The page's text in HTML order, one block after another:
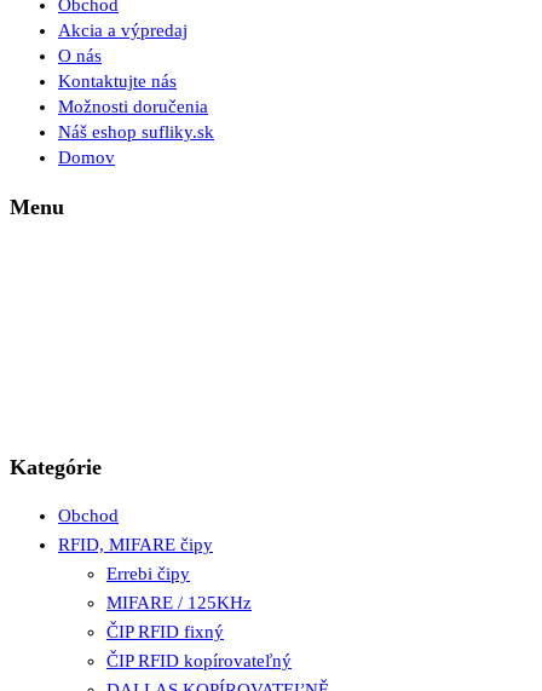
Obchod
Akcia a výpredaj
O nás
Kontaktujte nás
Možnosti doručenia
Náš eshop sufliky.sk
Domov
Menu
Kategórie
Obchod
RFID, MIFARE čipy
Errebi čipy
MIFARE / 125KHz
ČIP RFID fixný
ČIP RFID kopírovateľný